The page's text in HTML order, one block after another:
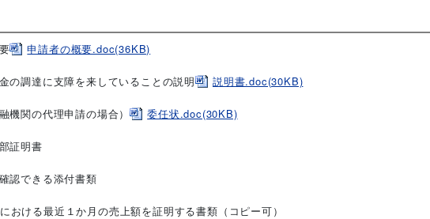
申請者の概要.doc(36KB)
の調達に支障を来していることの説明 説明書.doc(30KB)
機関の代理申請の場合） 委任状.doc(30KB)
証明書
認できる添付書類
おける最近１か月の売上額を証明する書類（コピー可）